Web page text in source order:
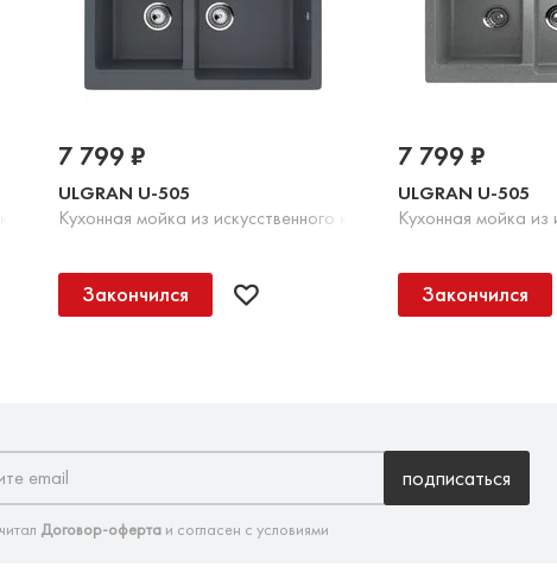
344 Ультра-черный
ULGRAN U-505
Кухонная мойка из искусственного камня, 343 Антрацит
7 799 ₽
Закончился
ULGRAN U-505
Кухонная мойка из
7 799 ₽
Закончился
подписаться
Договор-офертаи согласен с условиями